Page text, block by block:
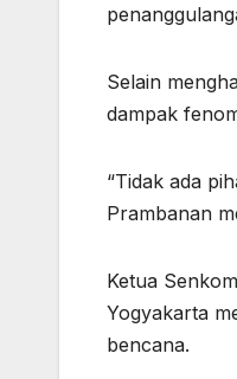
Selain
dampak
“Tidak ada
Prambanan
Ketua
Yogyakarta
bencana.